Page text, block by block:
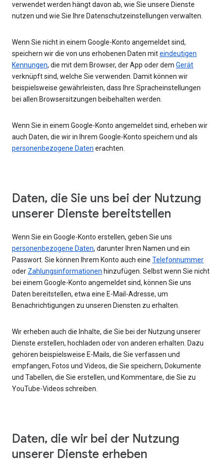
verwendet werden hängt davon ab, wie Sie unsere Dienste
nutzen und wie Sie Ihre Datenschutzeinstellungen verwalten.
Wenn Sie nicht in einem Google-Konto angemeldet sind,
speichern wir die von uns erhobenen Daten miteindeutigen
Kennungen, die mit dem Browser, der App oder dem Gerät
verknüpft sind, welche Sie verwenden. Damit können wir
beispielsweise gewährleisten, dass Ihre Spracheinstellungen
bei allen Browsersitzungen beibehalten werden.
Wenn Sie in einem Google-Konto angemeldet sind, erheben wir
auch Daten, die wir in Ihrem Google-Konto speichern und als
personenbezogene Daten erachten.
Daten, die Sie uns bei der Nutzung
unserer Dienste bereitstellen
Wenn Sie ein Google-Konto erstellen, geben Sie uns
personenbezogene Daten, darunter Ihren Namen und ein
Passwort. Sie können Ihrem Konto auch eine Telefonnummer
oder Zahlungsinformationen hinzufügen. Selbst wenn Sie nicht
bei einem Google-Konto angemeldet sind, können Sie uns
Daten bereitstellen, etwa eine E-Mail-Adresse, um
Benachrichtigungen zu unseren Diensten zu erhalten.
Wir erheben auch die Inhalte, die Sie bei der Nutzung unserer
Dienste erstellen, hochladen oder von anderen erhalten. Dazu
gehören beispielsweise E-Mails, die Sie verfassen und
empfangen, Fotos und Videos, die Sie speichern, Dokumente
und Tabellen, die Sie erstellen, und Kommentare, die Sie zu
YouTube-Videos schreiben.
Daten, die wir bei der Nutzung
unserer Dienste erheben